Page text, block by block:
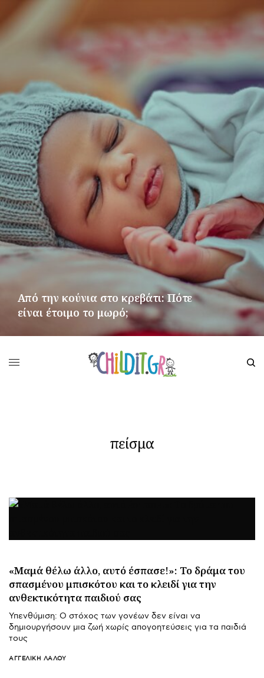
Από την κούνια στο κρεβάτι: Πότε
είναι έτοιμο το μωρό;
πείσμα
«Μαμά θέλω άλλο, αυτό έσπασε!»: Το δράμα του
σπασμένου μπισκότου και το κλειδί για την
ανθεκτικότητα παιδιού σας
Υπενθύμιση: Ο στόχος των γονέων δεν είναι να
δημιουργήσουν μια ζωή χωρίς απογοητεύσεις για τα παιδιά
τους
ΑΓΓΕΛΙΚΉ ΛΆΛΟΥ